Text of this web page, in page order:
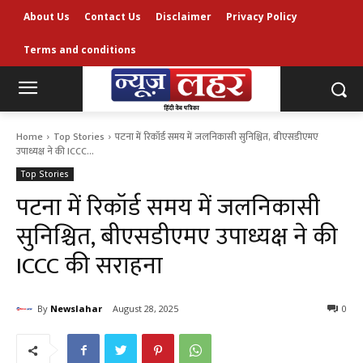
About Us Contact Us Disclaimer Privacy Policy
Terms and conditions
Home Top Stories
पटना में रिकॉर्ड समय में जलनिकासी सुनिश्चित, बीएसडीएमए
उपाध्यक्ष ने की ICCC...
Top Stories
पटना में रिकॉर्ड समय में जलनिकासी
सुनिश्चित, बीएसडीएमए उपाध्यक्ष ने की
ICCC की सराहना
By Newslahar August 28, 2025 0